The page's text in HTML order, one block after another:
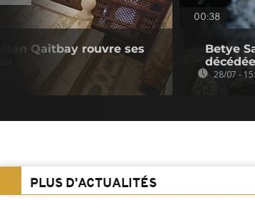
Qaitbay rouvre ses
00:38
Betye
28/07 -
PLUS D'ACTUALITÉS